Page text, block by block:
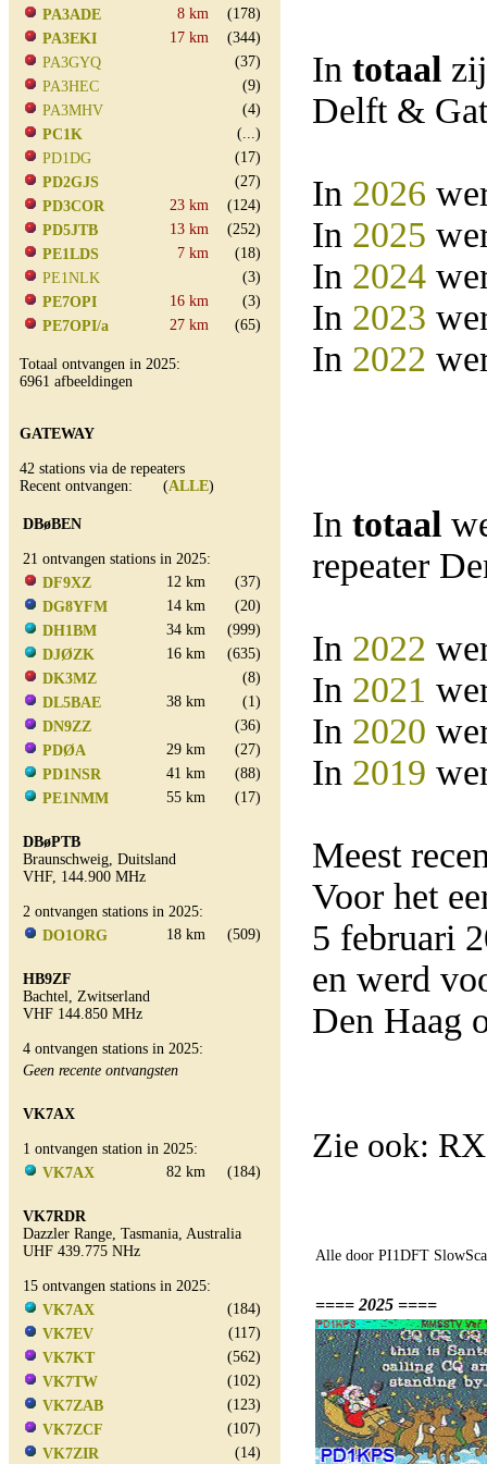
PA3ADE
8 km
(178)
PA3EKI
17 km
(344)
PA3GYQ
(37)
PA3HEC
(9)
PA3MHV
(4)
PC1K
(...)
PD1DG
(17)
PD2GJS
(27)
PD3COR
23 km
(124)
PD5JTB
13 km
(252)
PE1LDS
7 km
(18)
PE1NLK
(3)
PE7OPI
16 km
(3)
PE7OPI/a
27 km (65)
Totaal ontvangen in 2025:
6961 afbeeldingen
GATEWAY
42 stations via de repeaters
Recent ontvangen: (ALLE)
DBøBEN
21 ontvangen stations in 2025:
DF9XZ
12 km
(37)
DG8YFM
14 km
(20)
DH1BM
34 km
(999)
DJØZK
16 km
(635)
DK3MZ
(8)
DL5BAE
38 km
(1)
DN9ZZ
(36)
PDØA
29 km
(27)
PD1NSR
41 km
(88)
PE1NMM
55 km (17)
DBøPTB
Braunschweig, Duitsland
VHF, 144.900 MHz
2 ontvangen stations in 2025:
DO1ORG
18 km (509)
HB9ZF
Bachtel, Zwitserland
VHF 144.850 MHz
4 ontvangen stations in 2025:
Geen recente ontvangsten
VK7AX
1 ontvangen station in 2025:
VK7AX
82 km (184)
VK7RDR
Dazzler Range, Tasmania, Australia
UHF 439.775 NHz
15 ontvangen stations in 2025:
VK7AX
(184)
VK7EV
(117)
VK7KT
(562)
VK7TW
(102)
VK7ZAB
(123)
VK7ZCF
(107)
VK7ZIR
(14)
In totaal
Delft &
In 2026
In 2025
In 2024
In 2023
In 2022
In totaal
repeater
In 2022
In 2021
In 2020
In 2019
Meest
Voor het
5 februari
en werd
Den Haag
Zie ook:
Alle door PI1DFT
==== 2025 ====